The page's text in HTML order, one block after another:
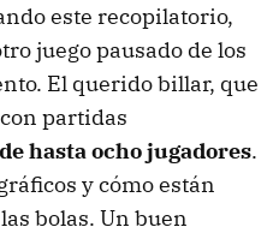
este recopilatorio,
juego pausado de los
El querido billar, que
partidas
hasta ocho jugadores.
y cómo están
bolas. Un buen